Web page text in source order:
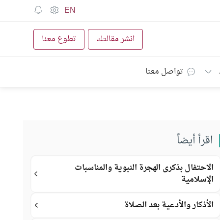
EN
انشر مقالتك تطوع معنا
تواصل معنا
اقرأ أيضاً
الاحتفال بذكرى الهجرة النبوية والمناسبات
الإسلامية
الأذكار والأدعية بعد الصلاة